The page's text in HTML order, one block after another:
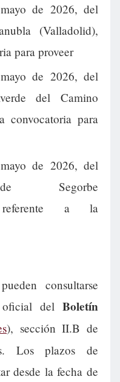
de 2026, del
(Valladolid),
para proveer
de 2026, del
del Camino
convocatoria para
de 2026, del
Segorbe
referente a la
consultarse
del Boletín
), sección II.B de
Los plazos de
desde la fecha de